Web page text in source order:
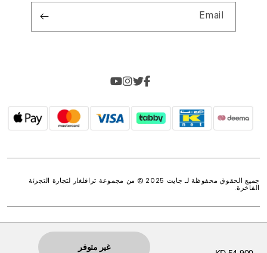
غير متوفر
Email
جميع الحقوق محفوظة لـ جايت 2025 © من مجموعة
ترافلغار لتجارة التجزئة
الفاخرة.